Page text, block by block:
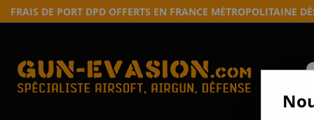
FRAIS DE PORT DPD OFFERTS EN FRANCE MÉTROPOLITAINE